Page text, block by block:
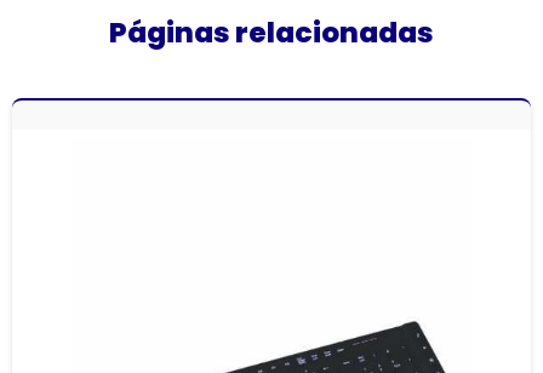
Páginas relacionadas